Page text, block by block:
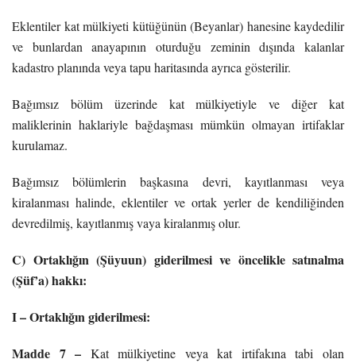
Eklentiler kat mülkiyeti kütüğünün (Beyanlar) hanesine kaydedilir
ve bunlardan anayapının oturduğu zeminin dışında kalanlar
kadastro planında veya tapu haritasında ayrıca gösterilir.
Bağımsız bölüm üzerinde kat mülkiyetiyle ve diğer kat
maliklerinin haklariyle bağdaşması mümkün olmayan irtifaklar
kurulamaz.
Bağımsız bölümlerin başkasına devri, kayıtlanması veya
kiralanması halinde, eklentiler ve ortak yerler de kendiliğinden
devredilmiş, kayıtlanmış vaya kiralanmış olur.
C) Ortaklığın (Şüyuun) giderilmesi ve öncelikle satınalma
(Şüf’a) hakkı:
I – Ortaklığın giderilmesi:
Madde 7 – Kat mülkiyetine veya kat irtifakına tabi olan